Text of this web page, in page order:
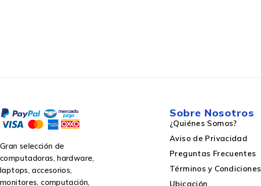
Gran selección de
computadoras, hardware,
laptops, accesorios,
monitores, computación,
Sobre Nosotros
¿Quiénes Somos?
Aviso de Privacidad
Preguntas Frecuentes
Términos y Condiciones
Ubicación